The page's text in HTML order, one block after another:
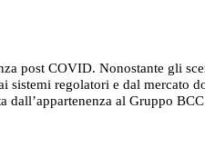
post COVID. Nonostante gli
regolatori e dal mercato
al Gruppo